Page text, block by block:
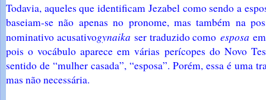
Todavia, aqueles que identificam Jezabel como sendo a
baseiam-se não apenas no pronome, mas também na
nominativo acusativogynaika ser traduzido como esposa
pois o vocábulo aparece em várias perícopes do Novo
sentido de “mulher casada”, “esposa”. Porém, essa é uma
mas não necessária.